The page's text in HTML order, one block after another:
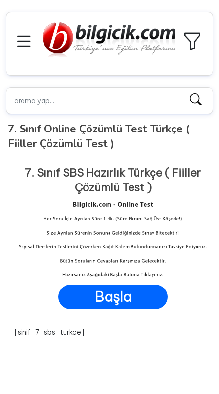
7. Sınıf Online Çözümlü Test Türkçe (
Fiiller Çözümlü Test )
7. Sınıf SBS Hazırlık Türkçe ( Fiiller
Çözümlü Test )
Başla
[sinif_7_sbs_turkce]